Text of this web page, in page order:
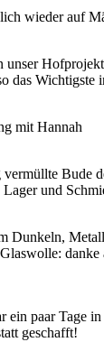
wieder auf
unser
das Wichtigste
mit Hannah
Bude
Lager und
Dunkeln,
ein paar Tage in
geschafft!